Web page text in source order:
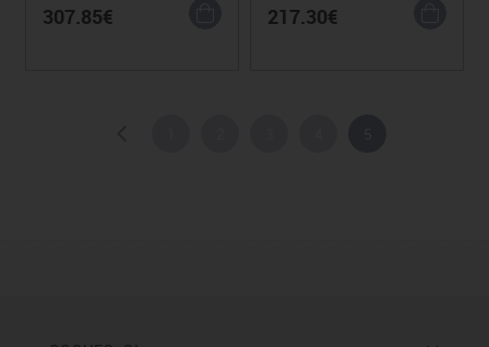
307.85€ 217.30€